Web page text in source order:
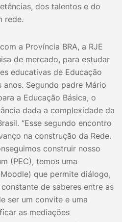
dos talentos e do
rede.
a Província BRA, a RJE
de mercado, para estudar
educativas de Educação
Segundo padre Mário
a Educação Básica, o
dada a complexidade da
“Esse segundo encontro
na construção da Rede.
construir nosso
(PEC), temos uma
que permite diálogo,
de saberes entre as
ser um convite e uma
as mediações